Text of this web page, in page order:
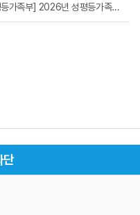
[한국사회적기업진흥원] [성평등가족부] 2026년 성평등가족형 예비사회적기업 지정 계...
단